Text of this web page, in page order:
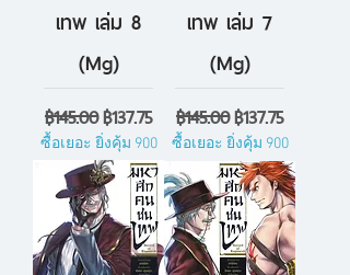
เทพ เล่ม 8
(Mg)
ราคาปกติ
฿145.00ราคาขายลด
฿137.75
ซื้อเยอะ ยิ่งคุ้ม 900
เทพ เล่ม 7
(Mg)
ราคาปกติ
฿145.00ราคาขายลด
฿137.75
ซื้อเยอะ ยิ่งคุ้ม 900